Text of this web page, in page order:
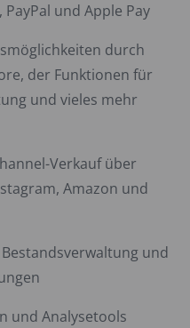
und Apple Pay
durch
der Funktionen für
und vieles mehr
Verkauf über
Amazon und
und
und Analysetools